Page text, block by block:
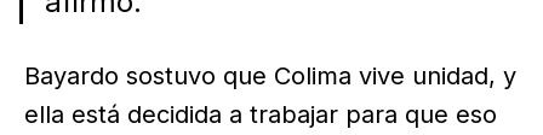
Bayardo sostuvo que Colima vive unidad, y
ella está decidida a trabajar para que eso